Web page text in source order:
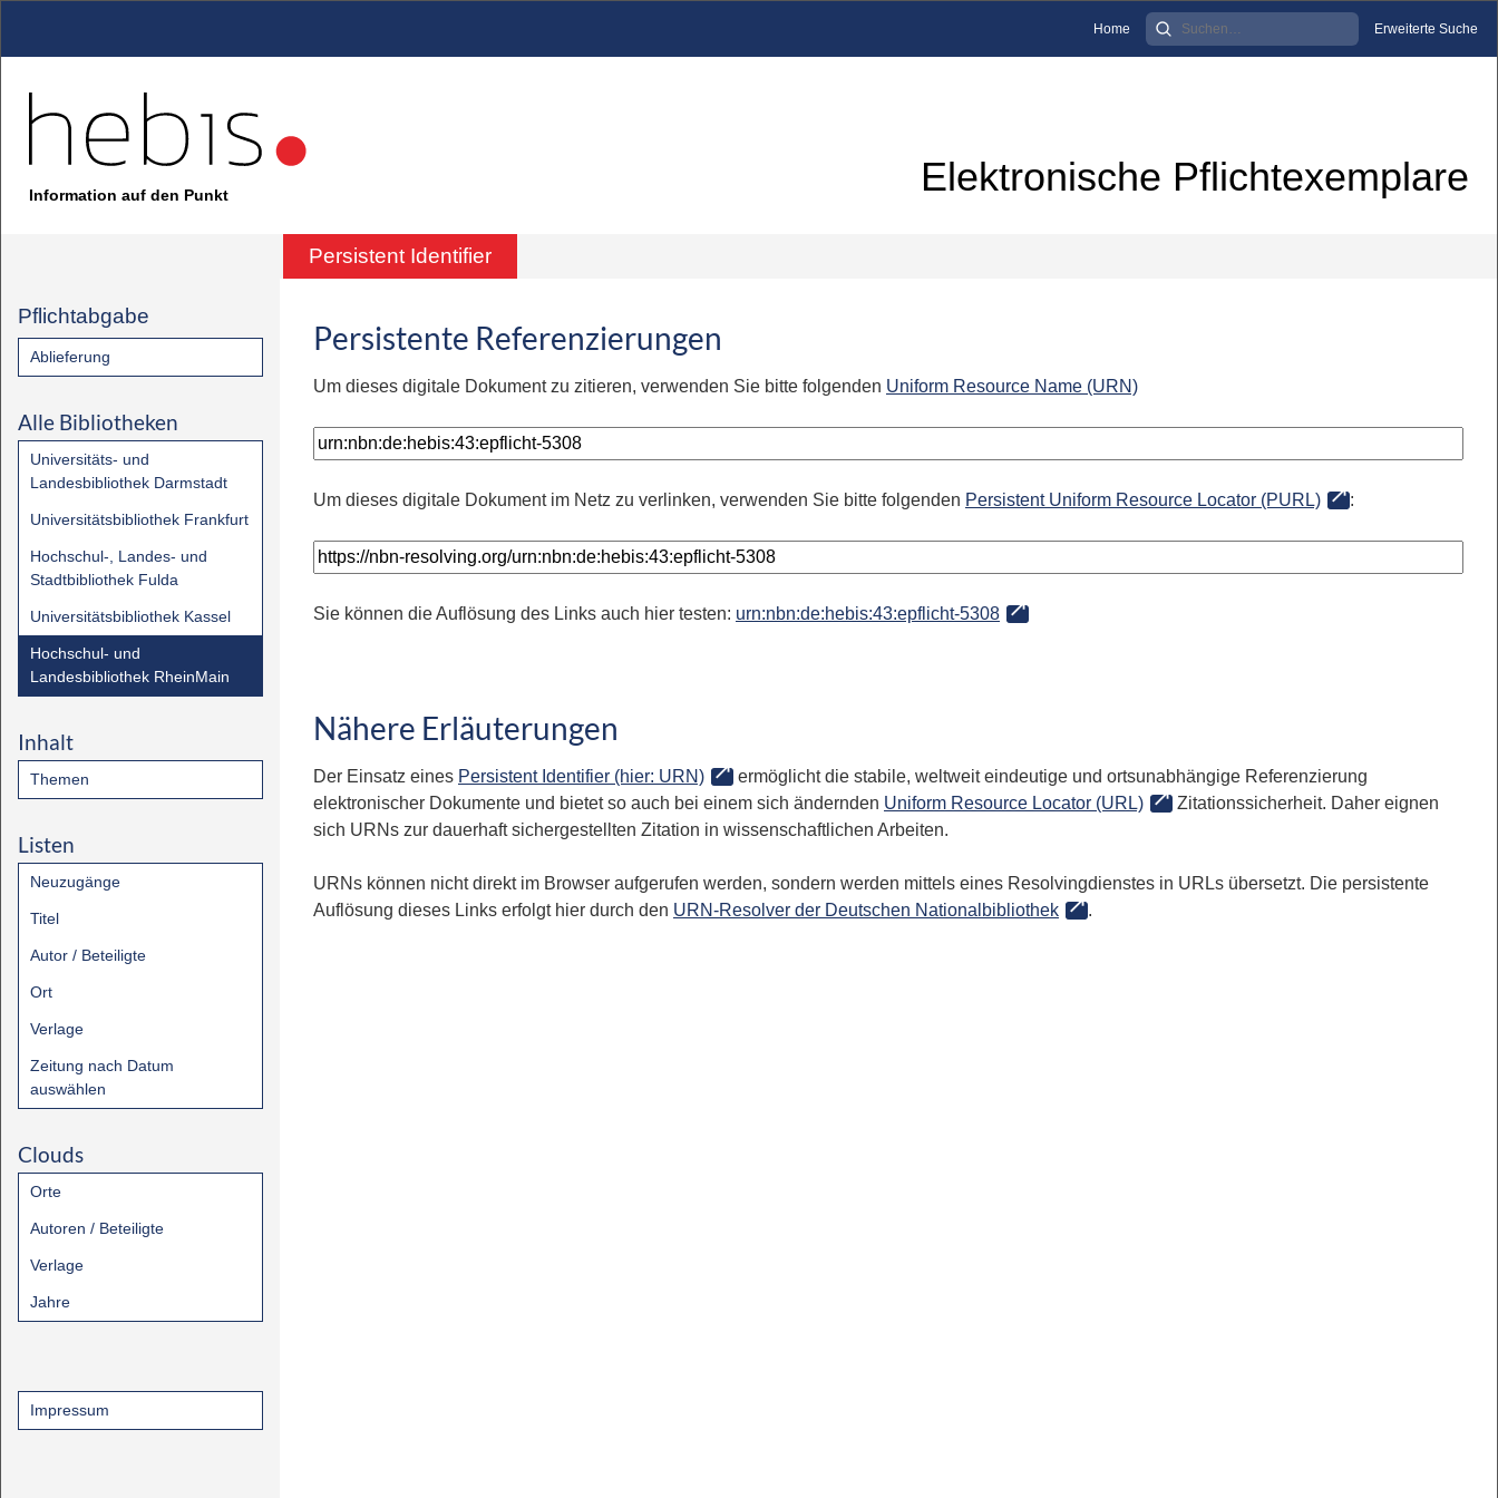
Home Erweiterte Suche
Information auf den Punkt Elektronische Pflichtexemplare
Persistent Identifier
Pflichtabgabe
Ablieferung
Alle Bibliotheken
Universitäts- und
Landesbibliothek Darmstadt
Universitätsbibliothek Frankfurt
Hochschul-, Landes- und
Stadtbibliothek Fulda
Universitätsbibliothek Kassel
Hochschul- und
Landesbibliothek RheinMain
Inhalt
Themen
Listen
Neuzugänge
Titel
Autor / Beteiligte
Ort
Verlage
Zeitung nach Datum
auswählen
Clouds
Orte
Autoren / Beteiligte
Verlage
Jahre
Impressum
Persistente Referenzierungen
Um dieses digitale Dokument zu zitieren, verwenden Sie bitte folgenden Uniform Resource Name (URN)
Um dieses digitale Dokument im Netz zu verlinken, verwenden Sie bitte folgenden Persistent Uniform Resource Locator (PURL) :
Sie können die Auflösung des Links auch hier testen: urn:nbn:de:hebis:43:epflicht-5308
Nähere Erläuterungen
Der Einsatz eines Persistent Identifier (hier: URN)
ermöglicht die stabile, weltweit eindeutige und ortsunabhängige Referenzierung
elektronischer Dokumente und bietet so auch bei einem sich ändernden Uniform Resource Locator (URL)
Zitationssicherheit. Daher eignen
sich URNs zur dauerhaft sichergestellten Zitation in wissenschaftlichen Arbeiten.
URNs können nicht direkt im Browser aufgerufen werden, sondern werden mittels eines Resolvingdienstes in URLs übersetzt. Die persistente
Auflösung dieses Links erfolgt hier durch den URN-Resolver der Deutschen Nationalbibliothek .